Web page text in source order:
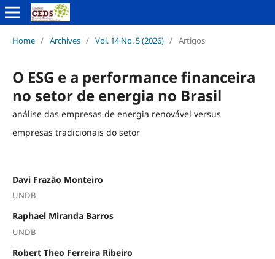
Home / Archives / Vol. 14 No. 5 (2026) / Artigos
O ESG e a performance financeira
no setor de energia no Brasil
análise das empresas de energia renovável versus
empresas tradicionais do setor
Davi Frazão Monteiro
UNDB
Raphael Miranda Barros
UNDB
Robert Theo Ferreira Ribeiro